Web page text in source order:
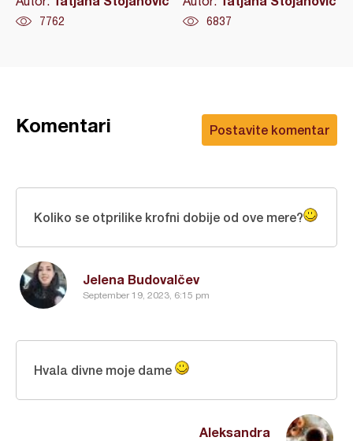
7762 6837
Postavite komentar
Komentari
Jelena Budovalčev
September 19, 2023, 6:15 pm
Koliko se otprilike krofni dobije od ove mere?
Aleksandra
Hvala divne moje dame